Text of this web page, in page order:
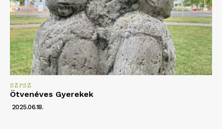
SZPSZ
Ötvenéves Gyerekek
2025.06.18.